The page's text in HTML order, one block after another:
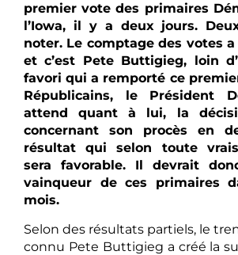
premier vote des primaires
l’Iowa, il y a deux jours.
noter. Le comptage des votes
et c’est Pete Buttigieg, loin
favori qui a remporté ce
Républicains, le Président
attend quant à lui, la
concernant son procès en
résultat qui selon toute
sera favorable. Il devrait
vainqueur de ces primaires
mois.
Selon des résultats partiels, le
connu Pete Buttigieg a créé la